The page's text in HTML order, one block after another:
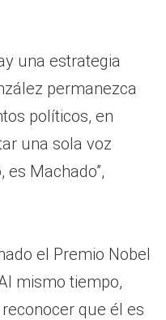
una estrategia
permanezca
políticos, en
una sola voz
Machado”,
el Premio Nobel
mismo tiempo,
que él es